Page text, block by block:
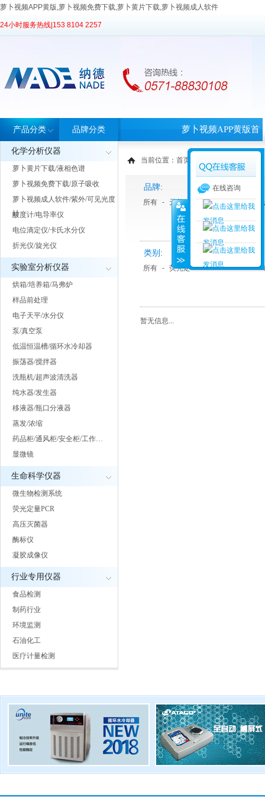
萝卜视频APP黄版,萝卜视频免费下载,萝卜黄片下载,萝卜视频成人软件
24小时服务热线| 153 8104 2257
产品分类
化学分析仪器
萝卜黄片下载/液相色谱
萝卜视频免费下载/原子吸收
萝卜视频成人软件/紫外/可见光度
计
酸度计/电导率仪
电位滴定仪/卡氏水分仪
折光仪/旋光仪
实验室分析仪器
烘箱/培养箱/马弗炉
样品前处理
电子天平/水分仪
泵/真空泵
低温恒温槽/循环水冷却器
振荡器/搅拌器
洗瓶机/超声波清洗器
纯水器/发生器
移液器/瓶口分液器
蒸发/浓缩
药品柜/通风柜/安全柜/工作…
显微镜
生命科学仪器
微生物检测系统
荧光定量PCR
高压灭菌器
酶标仪
凝胶成像仪
行业专用仪器
食品检测
制药行业
环境监测
石油化工
医疗计量检测
品牌分类 萝卜视频APP黄版首
页
当前位置： 首页
品牌:
所有 - 天美Techcomp - Roche 罗氏
类别:
所有 - 荧光定量PCR - PCR仪 -
暂无信息...
在线咨询